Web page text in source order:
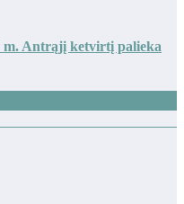
m. Antrąjį ketvirtį palieka